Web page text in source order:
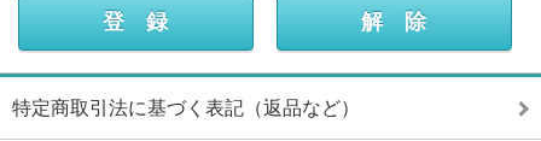
特定商取引法に基づく表記（返品など）